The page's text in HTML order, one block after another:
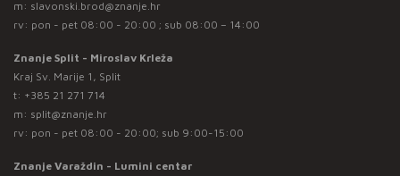
m: slavonski.brod@znanje.hr
rv: pon - pet 08:00 - 20:00 ; sub 08:00 – 14:00
Znanje Split - Miroslav Krleža
Kraj Sv. Marije 1, Split
t: +385 21 271 714
m: split@znanje.hr
rv: pon - pet 08:00 - 20:00; sub 9:00-15:00
Znanje Varaždin - Lumini centar